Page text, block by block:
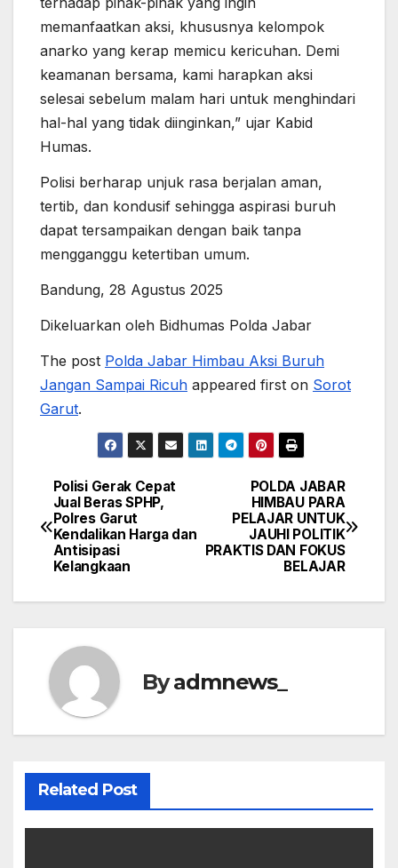
memanfaatkan aksi, khususnya kelompok
anarko yang kerap memicu kericuhan. Demi
keamanan bersama, kami harapkan aksi
selesai sebelum malam hari untuk menghindari
hal-hal yang tidak diinginkan,” ujar Kabid
Humas.
Polisi berharap unjuk rasa berjalan aman,
tertib, dan kondusif sehingga aspirasi buruh
dapat tersampaikan dengan baik tanpa
mengganggu ketertiban umum.
Bandung, 28 Agustus 2025
Dikeluarkan oleh Bidhumas Polda Jabar
The post Polda Jabar Himbau Aksi Buruh
Jangan Sampai Ricuh appeared first on Sorot
Garut.
Post
navigation
POLDA JABAR
HIMBAU PARA
PELAJAR UNTUK
JAUHI POLITIK
PRAKTIS DAN FOKUS
BELAJAR
Polisi Gerak Cepat
Jual Beras SPHP,
Polres Garut
Kendalikan Harga dan
Antisipasi
Kelangkaan
Byadmnews_
Related Post